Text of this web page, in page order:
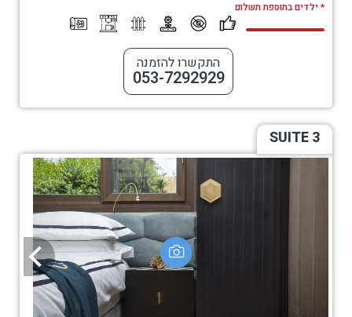
* ילדים בתוספת תשלום
התקשרו להזמנה
053-7292929
SUITE 3